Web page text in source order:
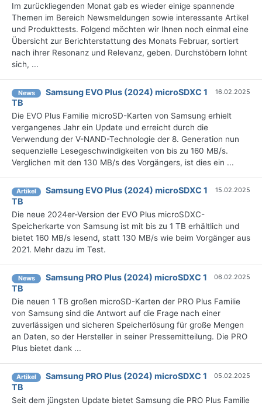
Im zurückliegenden Monat gab es wieder einige spannende
Themen im Bereich Newsmeldungen sowie interessante Artikel
und Produkttests. Folgend möchten wir Ihnen noch einmal eine
Übersicht zur Berichterstattung des Monats Februar, sortiert
nach ihrer Resonanz und Relevanz, geben. Durchstöbern lohnt
sich, ...
News
Samsung EVO Plus (2024) microSDXC 1
TB
16.02.2025
Die EVO Plus Familie microSD-Karten von Samsung erhielt
vergangenes Jahr ein Update und erreicht durch die
Verwendung der V-NAND-Technologie der 8. Generation nun
sequenzielle Lesegeschwindigkeiten von bis zu 160 MB/s.
Verglichen mit den 130 MB/s des Vorgängers, ist dies ein ...
Artikel
Samsung EVO Plus (2024) microSDXC 1
TB
15.02.2025
Die neue 2024er-Version der EVO Plus microSDXC-
Speicherkarte von Samsung ist mit bis zu 1 TB erhältlich und
bietet 160 MB/s lesend, statt 130 MB/s wie beim Vorgänger aus
2021. Mehr dazu im Test.
News
Samsung PRO Plus (2024) microSDXC 1
TB
06.02.2025
Die neuen 1 TB großen microSD-Karten der PRO Plus Familie
von Samsung sind die Antwort auf die Frage nach einer
zuverlässigen und sicheren Speicherlösung für große Mengen
an Daten, so der Hersteller in seiner Pressemitteilung. Die PRO
Plus bietet dank ...
Artikel
Samsung PRO Plus (2024) microSDXC 1
TB
05.02.2025
Seit dem jüngsten Update bietet Samsung die PRO Plus Familie